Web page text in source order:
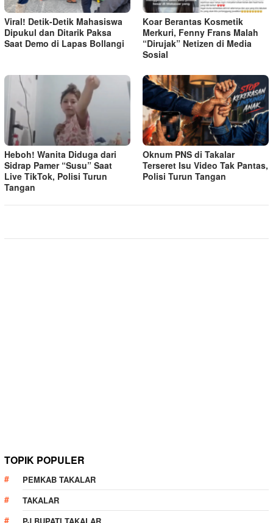
Viral! Detik-Detik Mahasiswa
Dipukul dan Ditarik Paksa
Saat Demo di Lapas Bollangi
Koar Berantas Kosmetik
Merkuri, Fenny Frans Malah
“Dirujak” Netizen di Media
Sosial
Heboh! Wanita Diduga dari
Sidrap Pamer “Susu” Saat
Live TikTok, Polisi Turun
Tangan
Oknum PNS di Takalar
Terseret Isu Video Tak Pantas,
Polisi Turun Tangan
TOPIK POPULER
PEMKAB TAKALAR
TAKALAR